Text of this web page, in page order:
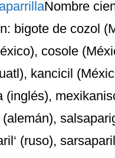
Nombre
bigote de cozol
cosole
kancicil
(ruso),